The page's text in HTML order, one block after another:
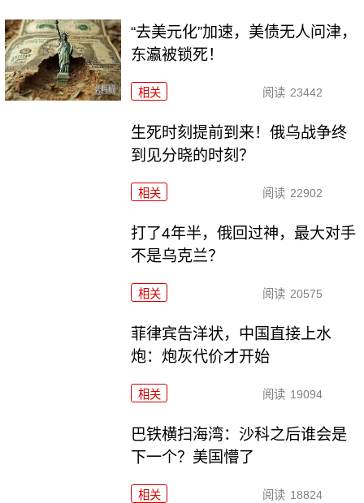
“去美元化”加速，美债无人问津，
东瀛被锁死！
相关 阅读 23442
生死时刻提前到来！俄乌战争终
到见分晓的时刻？
相关 阅读 22902
打了4年半，俄回过神，最大对手
不是乌克兰？
相关 阅读 20575
菲律宾告洋状，中国直接上水
炮：炮灰代价才开始
相关 阅读 19094
巴铁横扫海湾：沙科之后谁会是
下一个？美国懵了
相关 阅读 18824